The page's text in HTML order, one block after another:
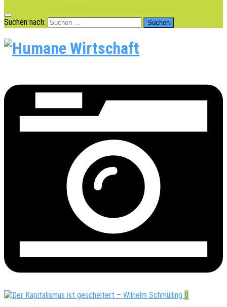
Suchen nach:
0